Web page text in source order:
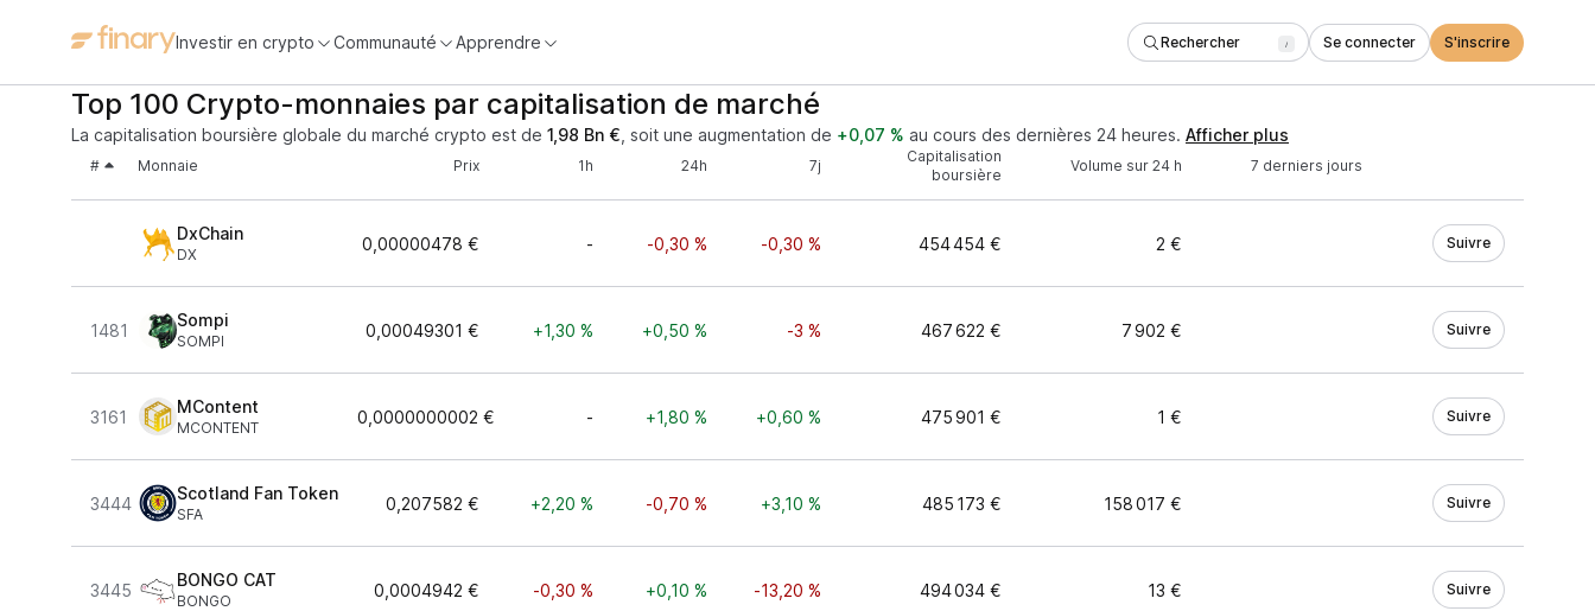
Investir en crypto Communauté Apprendre Rechercher / Se connecter S'inscrire
Top 100 Crypto-monnaies par capitalisation de marché
La capitalisation boursière globale du marché crypto est de 1,98 Bn € , soit une augmentation de +0,07 % au cours des dernières 24 heures. Afficher plus
# Monnaie Prix 1h 24h 7j
Capitalisation
boursière
Volume sur 24 h 7 derniers jours
DxChain
DX
0,00000478 € - -0,30 % -0,30 % 454 454 € 2 € Suivre
1481
Sompi
SOMPI
0,00049301 € +1,30 % +0,50 % -3 % 467 622 € 7 902 € Suivre
3161
MContent
MCONTENT
0,0000000002 € - +1,80 % +0,60 % 475 901 € 1 € Suivre
3444
Scotland Fan Token
SFA
0,207582 € +2,20 % -0,70 % +3,10 % 485 173 € 158 017 € Suivre
3445
BONGO CAT
BONGO
0,0004942 € -0,30 % +0,10 % -13,20 % 494 034 € 13 € Suivre